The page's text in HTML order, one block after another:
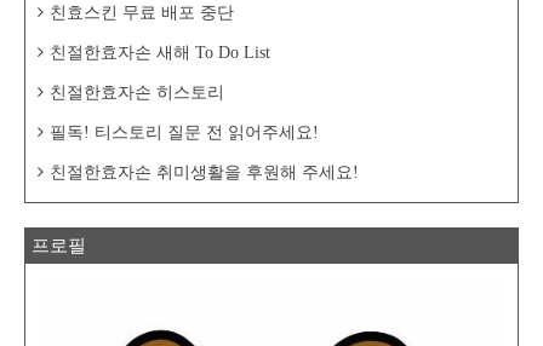
친효스킨 무료 배포 중단
친절한효자손 새해 To Do List
친절한효자손 히스토리
필독! 티스토리 질문 전 읽어주세요!
친절한효자손 취미생활을 후원해 주세요!
프로필